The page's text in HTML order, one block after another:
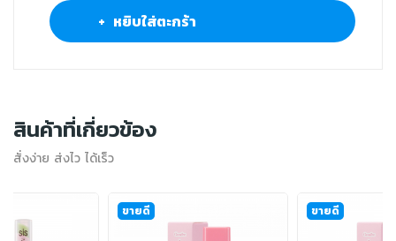
+ หยิบใส่ตะกร้า
สินค้าที่เกี่ยวข้อง
สั่งง่าย ส่งไว ได้เร็ว
ขายดี ขายดี